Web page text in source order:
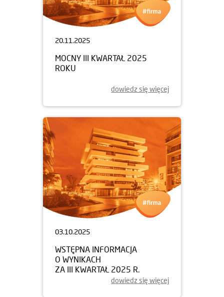
20.11.2025
MOCNY III KWARTAŁ 2025
ROKU
dowiedz się więcej
03.10.2025
WSTĘPNA INFORMACJA
O WYNIKACH
ZA III KWARTAŁ 2025 R.
dowiedz się więcej